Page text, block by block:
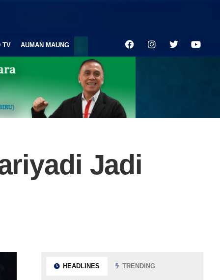
TV AUMAN MAUNG
Jadi
HEADLINES TRENDING